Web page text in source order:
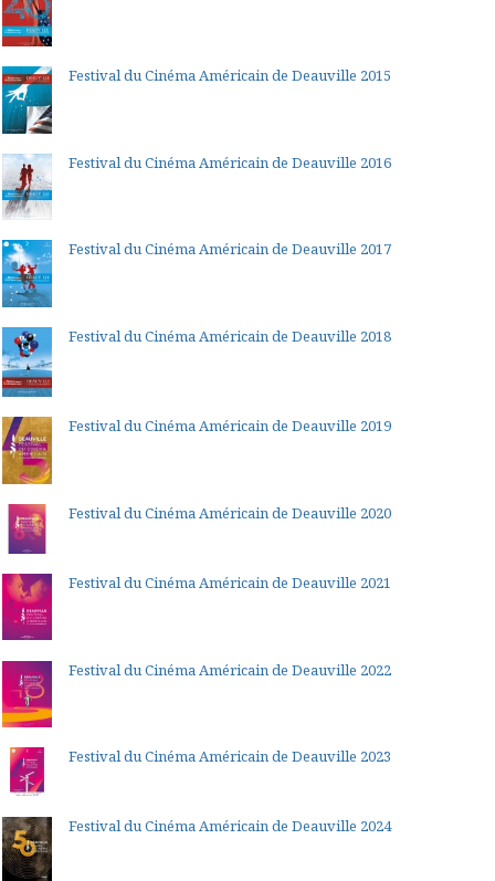
Festival du Cinéma Américain de Deauville 2015
Festival du Cinéma Américain de Deauville 2016
Festival du Cinéma Américain de Deauville 2017
Festival du Cinéma Américain de Deauville 2018
Festival du Cinéma Américain de Deauville 2019
Festival du Cinéma Américain de Deauville 2020
Festival du Cinéma Américain de Deauville 2021
Festival du Cinéma Américain de Deauville 2022
Festival du Cinéma Américain de Deauville 2023
Festival du Cinéma Américain de Deauville 2024